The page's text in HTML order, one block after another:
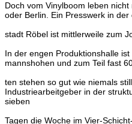
Doch vom Vinylboom leben
oder Berlin. Ein Presswerk in der
stadt Röbel ist mittlerweile zum
In der engen Produktionshalle
mannshohen und zum Teil fast
ten stehen so gut wie niemals
Industriearbeitgeber in der
sieben
Tagen die Woche im Vier-